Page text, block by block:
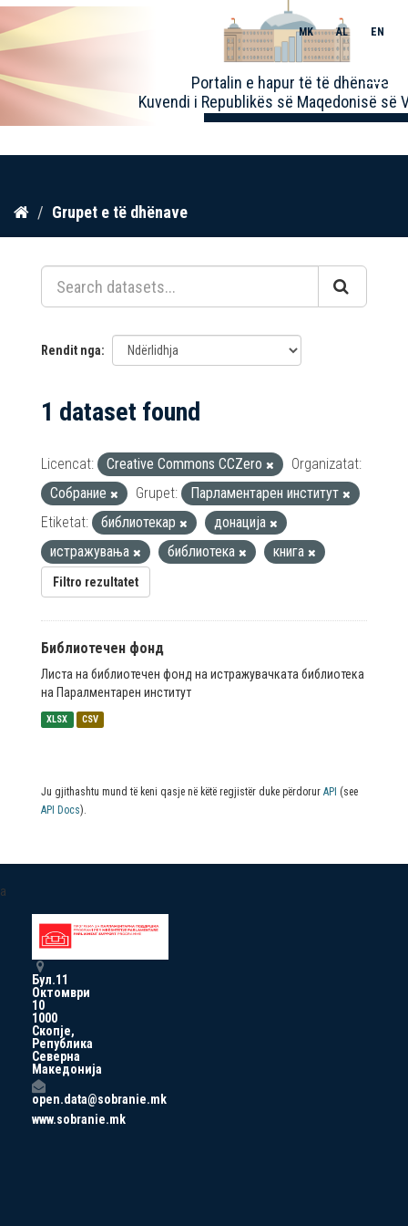
Kalo
përmbajtja
Portalin e hapur të të dhënave
Kuvendi i Republikës së Maqedonisë së
MK AL EN
Toggle
Grupet e të dhënave
Rendit nga
1 dataset found
Licencat: Creative Commons CCZero
Organizatat:
Собрание
Grupet:
Парламентарен институт
Etiketat:
библиотекар
донација
истражувања
библиотека книга
Filtro rezultatet
Библиотечен фонд
Листа на библиотечен фонд на истражувачката библиотека
на Паралментарен институт
XLSX CSV
Ju gjithashtu mund të keni qasje në këtë regjistër duke përdorur API (see
API Docs).
a
Бул.11
Октомври
10
1000
Скопје,
Република
Северна
Македонија
open.data@sobranie.mk
www.sobranie.mk